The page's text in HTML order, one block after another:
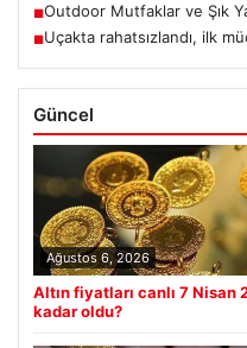
■Outdoor Mutfaklar ve Şık
■Uçakta rahatsızlandı, ilk
Güncel
Ağustos 6, 2026
Altın fiyatları canlı 7 Nisan
kadar oldu?